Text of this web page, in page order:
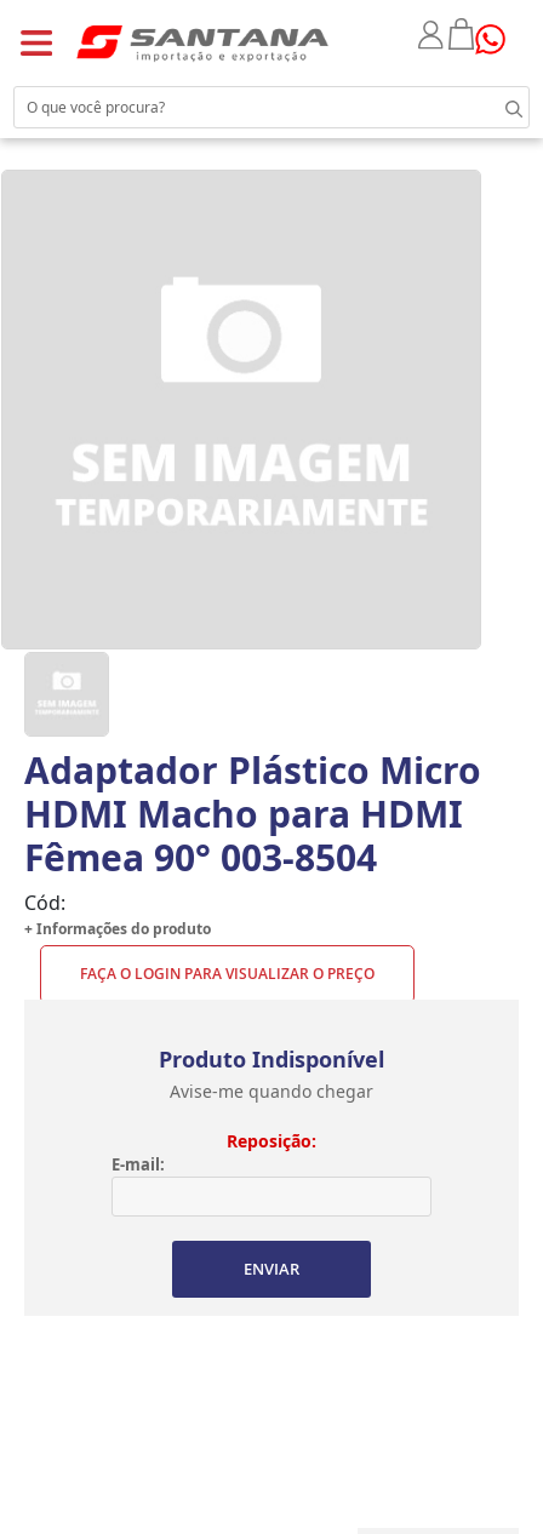
Adaptador Plástico Micro
HDMI Macho para HDMI
Fêmea 90° 003-8504
Cód:
+ Informações do produto
FAÇA O LOGIN PARA VISUALIZAR O PREÇO
Produto Indisponível
Avise-me quando chegar
Reposição:
E-mail:
ENVIAR